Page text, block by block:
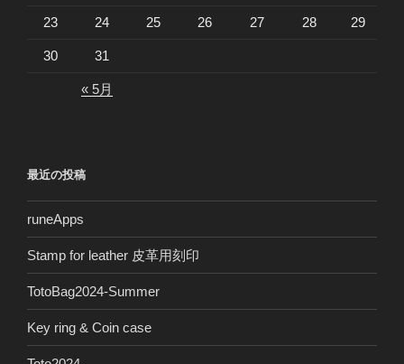
23 24 25 26 27 28 29
30 31
« 5月
最近の投稿
runeApps
Stamp for leather 皮革用刻印
TotoBag2024-Summer
Key ring & Coin case